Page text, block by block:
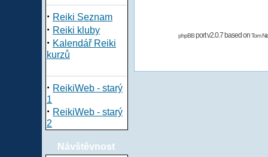
· Reiki Seznam
· Reiki kluby
· Kalendář Reiki
kurzů
· ReikiWeb - starý
1
· ReikiWeb - starý
2
Návštěvnost
phpBBport v2.0.7 based onTom